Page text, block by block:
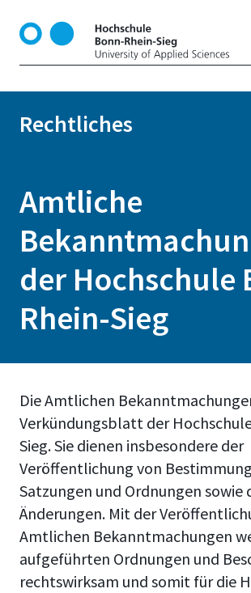
k
Rechtliches
Amtliche
der Hochschule
Rhein-Sieg
Die Amtlichen
Verkündungsblatt der
Sieg. Sie dienen insbesondere der
Veröffentlichung von
Satzungen und Ordnungen sowie
Änderungen. Mit der
Amtlichen Bekanntmachungen
aufgeführten Ordnungen und
rechtswirksam und somit für die